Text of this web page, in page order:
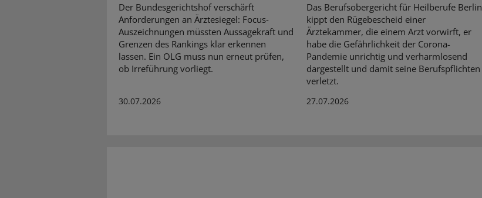
Der Bundesgerichtshof verschärft
Anforderungen an Ärztesiegel: Focus-
Auszeichnungen müssten Aussagekraft und
Grenzen des Rankings klar erkennen
lassen. Ein OLG muss nun erneut prüfen,
ob Irreführung vorliegt.
30.07.2026
Das Berufsobergericht für Heilberufe Berlin
kippt den Rügebescheid einer
Ärztekammer, die einem Arzt vorwirft, er
habe die Gefährlichkeit der Corona-
Pandemie unrichtig und verharmlosend
dargestellt und damit seine Berufspflichten
verletzt.
27.07.2026